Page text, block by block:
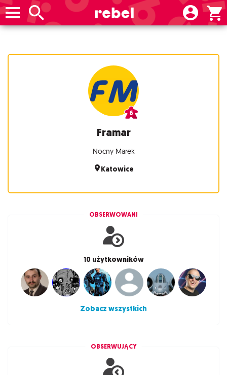
Framar
Nocny Marek
Katowice
OBSERWOWANI
10 użytkowników
Zobacz wszystkich
OBSERWUJĄCY